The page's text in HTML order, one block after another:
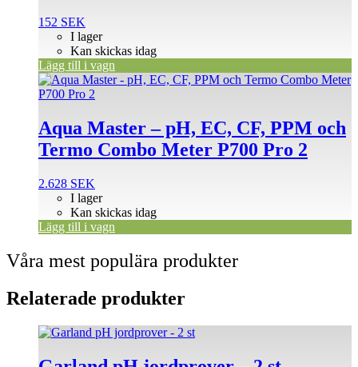
152 SEK
I lager
Kan skickas idag
Lägg till i vagn
Aqua Master – pH, EC, CF, PPM och
Termo Combo Meter P700 Pro 2
2.628 SEK
I lager
Kan skickas idag
Lägg till i vagn
Våra mest populära produkter
Relaterade produkter